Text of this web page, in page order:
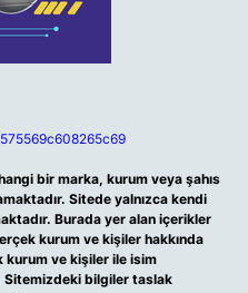
bir marka, kurum veya şahıs
Sitede yalnızca kendi
Burada yer alan içerikler
kurum ve kişiler hakkında
kurum ve kişiler ile isim
bilgiler taslak